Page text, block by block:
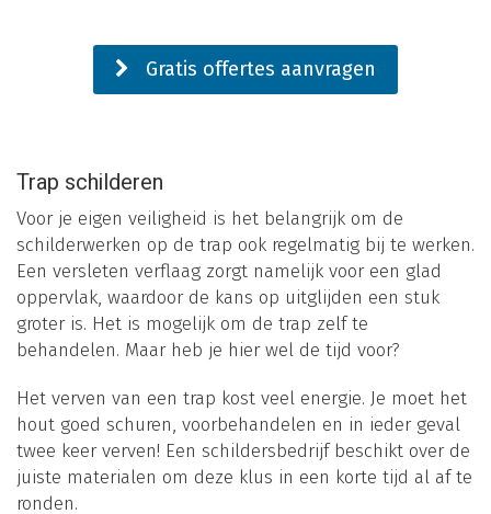
Gratis offertes aanvragen
Trap schilderen
Voor je eigen veiligheid is het belangrijk om de
schilderwerken op de trap ook regelmatig bij te werken.
Een versleten verflaag zorgt namelijk voor een glad
oppervlak, waardoor de kans op uitglijden een stuk
groter is. Het is mogelijk om de trap zelf te
behandelen. Maar heb je hier wel de tijd voor?
Het verven van een trap kost veel energie. Je moet het
hout goed schuren, voorbehandelen en in ieder geval
twee keer verven! Een schildersbedrijf beschikt over de
juiste materialen om deze klus in een korte tijd al af te
ronden.